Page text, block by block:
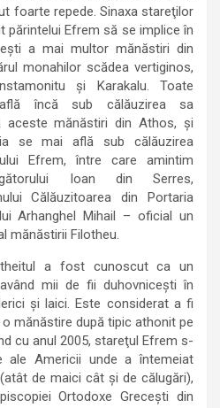
foarte repede. Sinaxa stareţilor
părintelui Efrem să se implice în
a mai multor mănăstiri din
monahilor scădea vertiginos,
şi Karakalu. Toate
încă sub călăuzirea sa
aceste mănăstiri din Athos, şi
se mai află sub călăuzirea
Efrem, între care amintim
Ioan din Serres,
Călăuzitoarea din Portaria
Arhanghel Mihail – oficial un
mănăstirii Filotheu.
a fost cunoscut ca un
mii de fii duhovniceşti în
şi laici. Este considerat a fi
mănăstire după tipic athonit pe
cu anul 2005, stareţul Efrem s-
ale Americii unde a întemeiat
de maici cât şi de călugări),
Ortodoxe Greceşti din